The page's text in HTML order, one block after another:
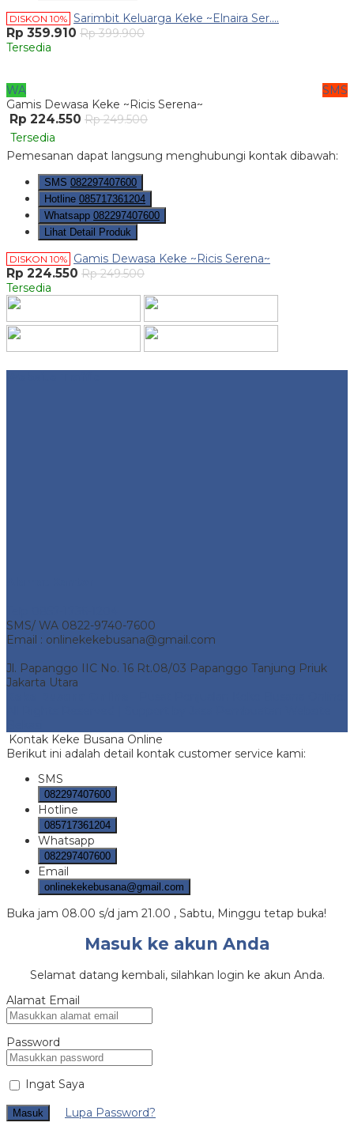
DISKON 10% Sarimbit Keluarga Keke ~Elnaira Ser....
Rp 359.910 Rp 399.900
Tersedia
WA
SMS
Gamis Dewasa Keke ~Ricis Serena~
Rp 224.550 Rp 249.500
Tersedia
Pemesanan dapat langsung menghubungi kontak dibawah:
SMS 082297407600
Hotline 085717361204
Whatsapp 082297407600
Lihat Detail Produk
DISKON 10% Gamis Dewasa Keke ~Ricis Serena~
Rp 224.550 Rp 249.500
Tersedia
SMS/ WA 0822-9740-7600
Email : onlinekekebusana@gmail.com
Jl. Papanggo IIC No. 16 Rt.08/03 Papanggo Tanjung Priuk
Jakarta Utara
Kontak Keke Busana Online
Berikut ini adalah detail kontak customer service kami:
SMS
082297407600
Hotline
085717361204
Whatsapp
082297407600
Email
onlinekekebusana@gmail.com
Buka jam 08.00 s/d jam 21.00 , Sabtu, Minggu tetap buka!
Masuk ke akun Anda
Selamat datang kembali, silahkan login ke akun Anda.
Alamat Email
Password
Ingat Saya
Masuk Lupa Password?